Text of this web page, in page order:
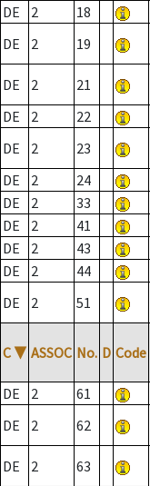
DE
2 18
DE
2 19
DE 2 21
DE
2 22
DE
2 23
DE
2 24
DE
2 33
DE
2 41
DE
2 43
DE
2 44
DE
2 51
C ▼ ASSOC No. D Code
DE 2 61
DE
2 62
DE 2 63